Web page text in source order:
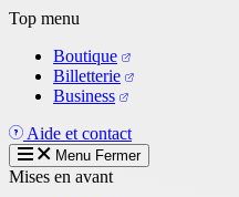
Aller
contenu
principal
Top menu
Boutique
Billetterie
Business
Aide et contact
Menu Fermer
Mises en avant